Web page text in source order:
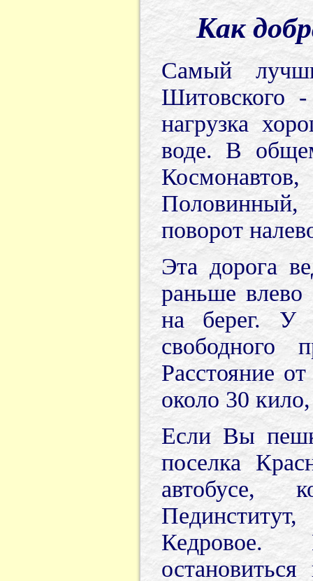
Как
Самый
Шитовского
нагрузка
воде. В
поворот
Эта дорога
раньше
на берег. У
свободного
Расстояние
около 30
Если Вы
поселка
автобусе,
Кедровое.